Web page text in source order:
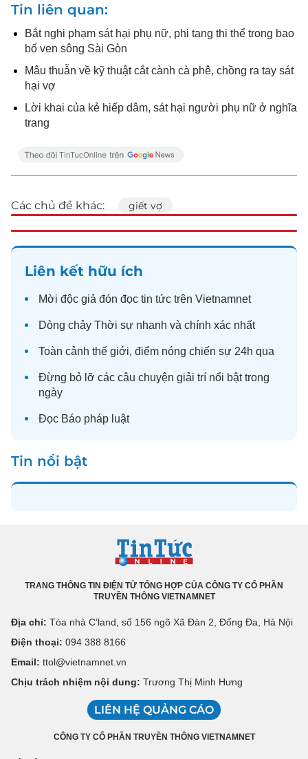
Tin liên quan
Bắt nghi phạm sát hại phụ nữ, phi tang thi thể trong bao
bố ven sông Sài Gòn
Mâu thuẫn về kỹ thuật cắt cành cà phê, chồng ra tay sát
hại vợ
Lời khai của kẻ hiếp dâm, sát hại người phụ nữ ở nghĩa
trang
Các chủ đề khác: giết vợ
Liên kết hữu ích
Mời độc giả đón đọc tin tức trên Vietnamnet
Dòng chảy Thời sự nhanh và chính xác nhất
Toàn cảnh thế giới, điểm nóng chiến sự 24h qua
Đừng bỏ lỡ các câu chuyện giải trí nổi bật trong
ngày
Đọc Báo pháp luật
Tin nổi bật
TRANG THÔNG TIN ĐIỆN TỬ TỔNG HỢP CỦA CÔNG TY CỔ PHẦN
TRUYỀN THÔNG VIETNAMNET
Địa chỉ: Tòa nhà C’land, số 156 ngõ Xã Đàn 2, Đống Đa, Hà Nội
Điện thoại: 094 388 8166
Email: ttol@vietnamnet.vn
Chịu trách nhiệm nội dung: Trương Thị Minh Hưng
LIÊN HỆ QUẢNG CÁO
CÔNG TY CỔ PHẦN TRUYỀN THÔNG VIETNAMNET